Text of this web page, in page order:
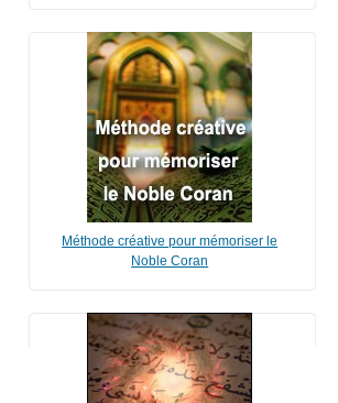
Méthode créative pour mémoriser le
Noble Coran